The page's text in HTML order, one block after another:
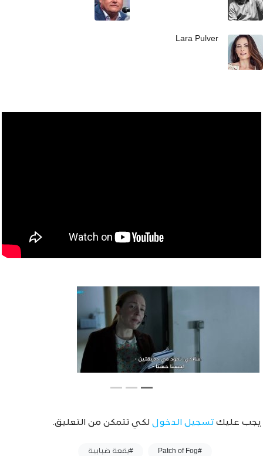
Lara Pulver
يجب عليك تسجيل الدخول لكي تتمكن من التعليق.
#Patch of Fog #بقعة ضبابية